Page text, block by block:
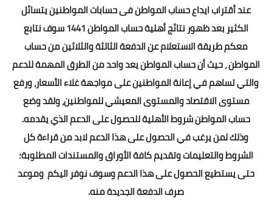
عند أقتراب ايداع حساب المواطن فى حسابات المواطنين يتسائل
الكثير بعد ظهور نتائج أهلية حساب المواطن 1441 سوف نتابع
معكم طريقة الاستعلام عن الدفعة الثالثة والثلاثين من حساب
المواطن ، حيث أن حساب المواطن يعد واحد من الطرق المهمة للدعم
والتي تساهم في إعانة المواطنين على مواجهة غلاء الأسعار، ورفع
مستوى الاقتصاد والمستوى المعيشي للمواطنين، ولقد وضع
حساب المواطن شروط الأهلية للحصول على الدعم الذي يقدمه.
وذلك لمن يرغب في الحصول على هذا الدعم لابد من قراءة كل
الشروط والتعليمات وتقديم كافة الأوراق والمستندات المطلوبة؛
حتى يستطيع الحصول على هذا الدعم وسوف نوفر اليكم وموعد
صرف الدفعة الجديدة منه.